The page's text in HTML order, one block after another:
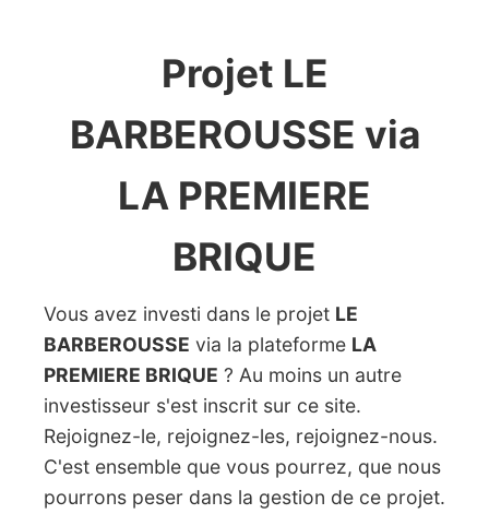
Projet LE
BARBEROUSSE via
LA PREMIERE
BRIQUE
Vous avez investi dans le projet LE
BARBEROUSSE via la plateforme LA
PREMIERE BRIQUE ? Au moins un autre
investisseur s'est inscrit sur ce site.
Rejoignez-le, rejoignez-les, rejoignez-nous.
C'est ensemble que vous pourrez, que nous
pourrons peser dans la gestion de ce projet.